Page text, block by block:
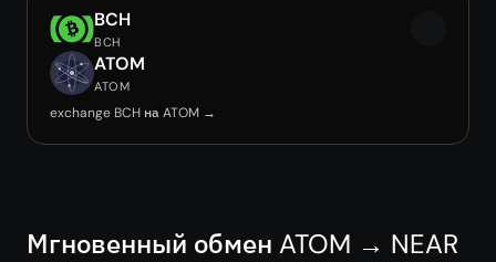
BCH
BCH
ATOM
ATOM
exchange BCH на ATOM →
Мгновенный обмен ATOM → NEAR